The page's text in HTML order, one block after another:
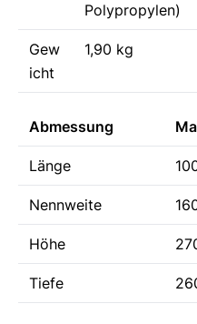
Polypropylen)
Gew
icht
1,90 kg
Abmessung
Länge
Nennweite
Höhe
Tiefe